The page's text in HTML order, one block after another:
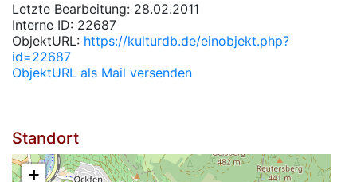
Letzte Bearbeitung: 28.02.2011
Interne ID: 22687
ObjektURL: https://kulturdb.de/einobjekt.php?
id=22687
ObjektURL als Mail versenden
Standort
+